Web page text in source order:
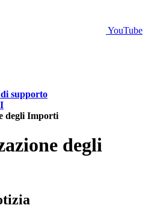
YouTube
supporto
degli Importi
degli